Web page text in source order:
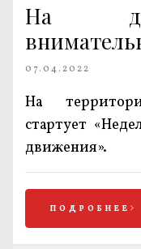
На
07.04.2022
На
стартует
движения».
ПОДРОБНЕЕ